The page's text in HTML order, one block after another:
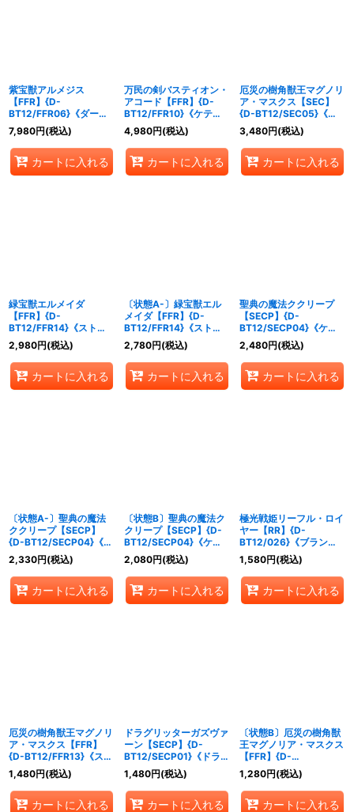
紫宝獣アルメジス
【FFR】{D-
BT12/FFR06}《ダーク
ステイツ》
7,980円(税込)
カートに入れる
万民の剣バスティオン・
アコード【FFR】{D-
BT12/FFR10}《ケテル
サンクチュアリ》
4,980円(税込)
カートに入れる
厄災の樹角獣王マグノリ
ア・マスクス【SEC】
{D-BT12/SEC05}《ス
トイケイア》
3,480円(税込)
カートに入れる
緑宝獣エルメイダ
【FFR】{D-
BT12/FFR14}《ストイ
ケイア》
2,980円(税込)
カートに入れる
〔状態A-〕緑宝獣エル
メイダ【FFR】{D-
BT12/FFR14}《ストイ
ケイア》
2,780円(税込)
カートに入れる
聖典の魔法ククリープ
【SECP】{D-
BT12/SECP04}《ケテ
ルサンクチュアリ》
2,480円(税込)
カートに入れる
〔状態A-〕聖典の魔法
ククリープ【SECP】
{D-BT12/SECP04}《ケ
テルサンクチュアリ》
2,330円(税込)
カートに入れる
〔状態B〕聖典の魔法ク
クリープ【SECP】{D-
BT12/SECP04}《ケテ
ルサンクチュアリ》
2,080円(税込)
カートに入れる
極光戦姫リーフル・ロイ
ヤー【RR】{D-
BT12/026}《ブラント
ゲート》
1,580円(税込)
カートに入れる
厄災の樹角獣王マグノリ
ア・マスクス【FFR】
{D-BT12/FFR13}《スト
イケイア》
1,480円(税込)
カートに入れる
ドラグリッターガズヴァ
ーン【SECP】{D-
BT12/SECP01}《ドラゴ
ンエンパイア》
1,480円(税込)
カートに入れる
〔状態B〕厄災の樹角獣
王マグノリア・マスクス
【FFR】{D-
BT12/FFR13}《ストイ
ケイア》
1,280円(税込)
カートに入れる